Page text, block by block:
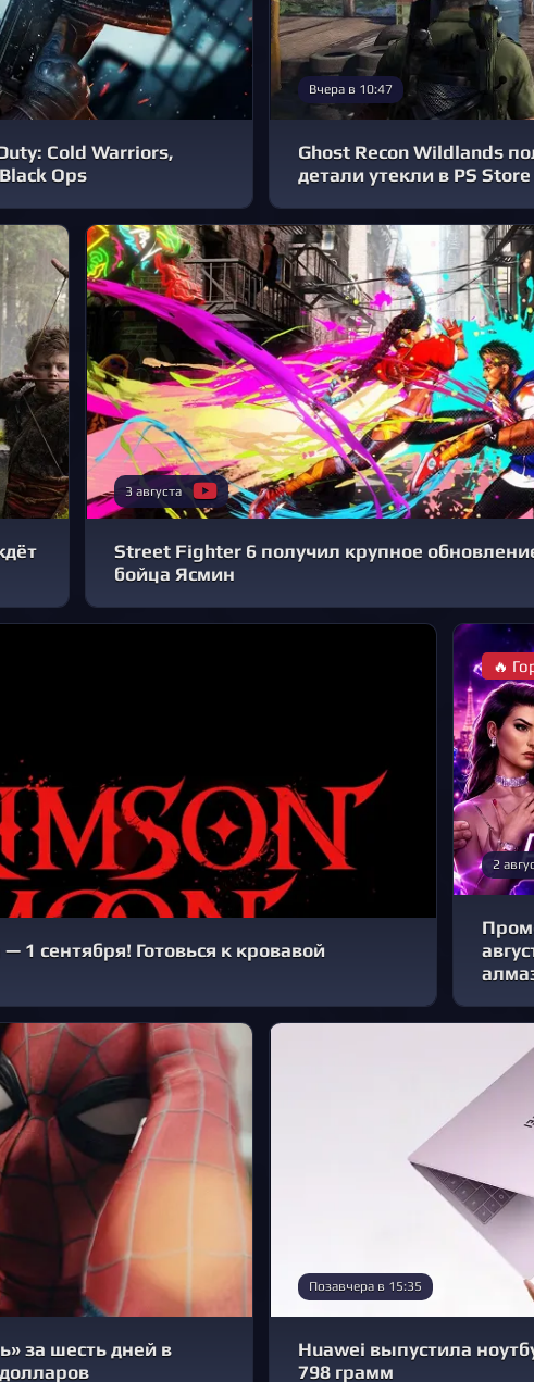
Cold Warriors,
Ops
Вчера в 10:47
Ghost Recon Wildlands
детали утекли в PS Store
3 августа
Street Fighter 6 получил крупное
бойца Ясмин
1 сентября! Готовься к кровавой
🔥
2
за шесть дней в
Позавчера в 15:35
Huawei выпустила
798 грамм